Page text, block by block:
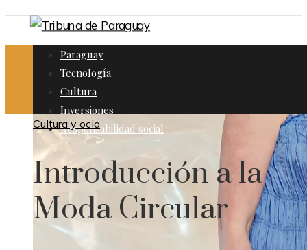
Paraguay
Tecnología
Cultura
Inversiones
Responsabilidad social
Cultura y ocio
Introducción a la
Moda Circular